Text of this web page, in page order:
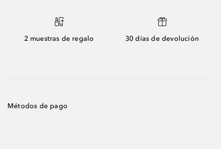
2 muestras de regalo 30 días de devolución
Métodos de pago